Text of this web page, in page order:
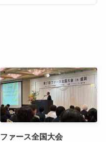
ファース全国大会